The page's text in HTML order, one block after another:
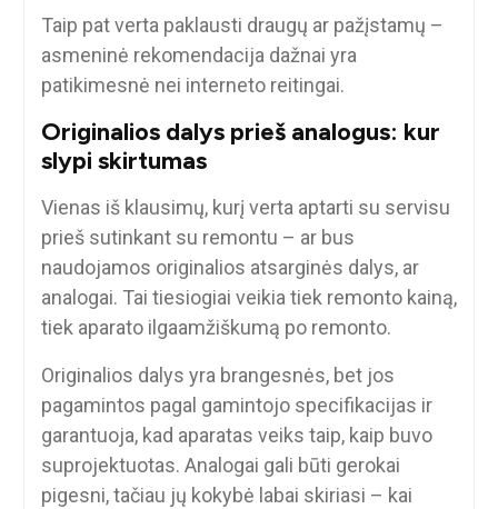
Taip pat verta paklausti draugų ar pažįstamų –
asmeninė rekomendacija dažnai yra
patikimesnė nei interneto reitingai.
Originalios dalys prieš analogus: kur
slypi skirtumas
Vienas iš klausimų, kurį verta aptarti su servisu
prieš sutinkant su remontu – ar bus
naudojamos originalios atsarginės dalys, ar
analogai. Tai tiesiogiai veikia tiek remonto kainą,
tiek aparato ilgaamžiškumą po remonto.
Originalios dalys yra brangesnės, bet jos
pagamintos pagal gamintojo specifikacijas ir
garantuoja, kad aparatas veiks taip, kaip buvo
suprojektuotas. Analogai gali būti gerokai
pigesni, tačiau jų kokybė labai skiriasi – kai